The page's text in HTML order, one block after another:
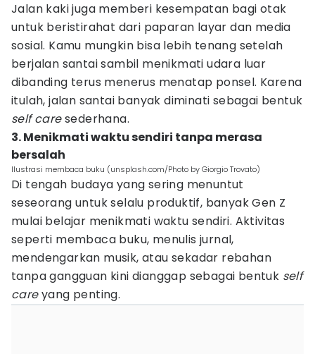
Jalan kaki juga memberi kesempatan bagi otak
untuk beristirahat dari paparan layar dan media
sosial. Kamu mungkin bisa lebih tenang setelah
berjalan santai sambil menikmati udara luar
dibanding terus menerus menatap ponsel. Karena
itulah, jalan santai banyak diminati sebagai bentuk
self caresederhana.
3. Menikmati waktu sendiri tanpa merasa
bersalah
Ilustrasi membaca buku (unsplash.com/Photo by Giorgio Trovato)
Di tengah budaya yang sering menuntut
seseorang untuk selalu produktif, banyak Gen Z
mulai belajar menikmati waktu sendiri. Aktivitas
seperti membaca buku, menulis jurnal,
mendengarkan musik, atau sekadar rebahan
tanpa gangguan kini dianggap sebagai bentuk self
careyang penting.